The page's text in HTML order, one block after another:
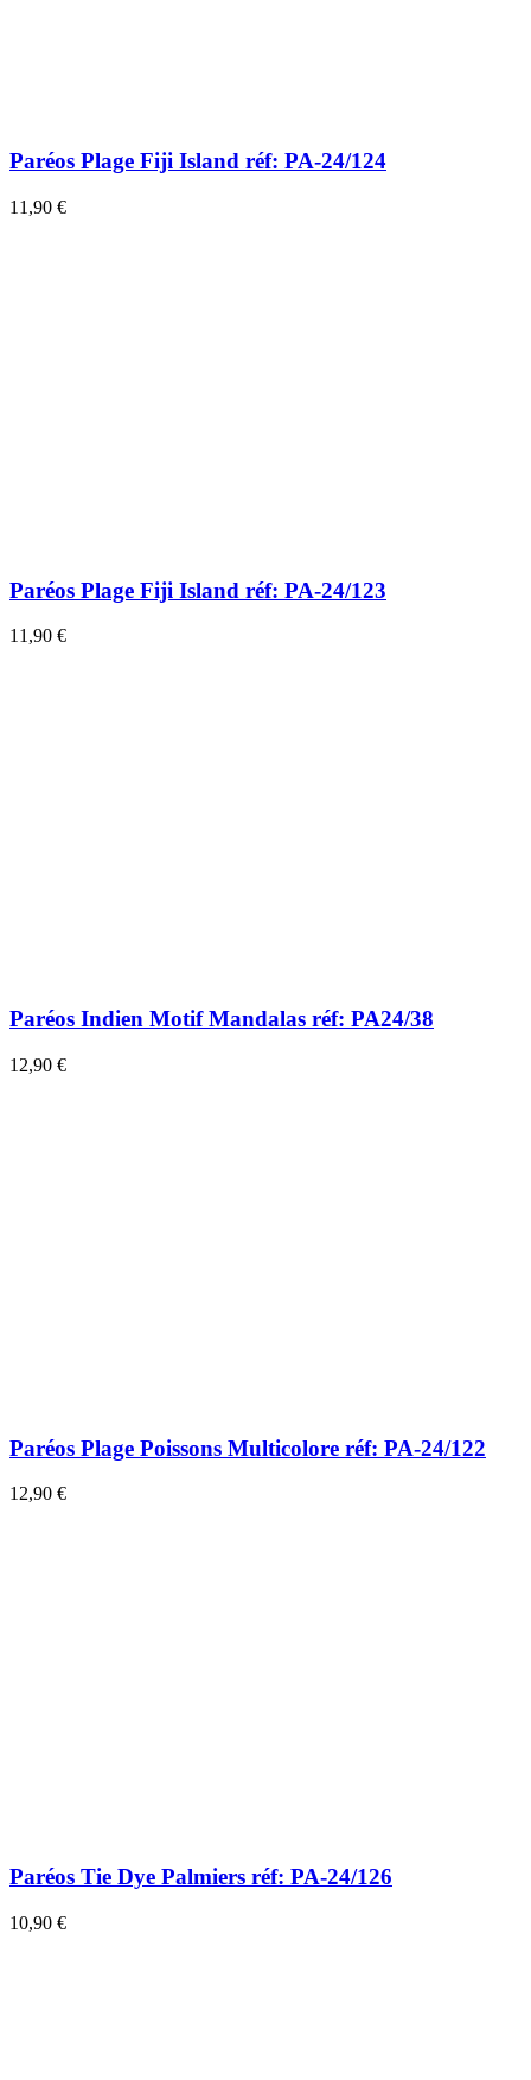
Paréos Plage Fiji Island réf: PA-24/124
11,90 €
Paréos Plage Fiji Island réf: PA-24/123
11,90 €
Paréos Indien Motif Mandalas réf: PA24/38
12,90 €
Paréos Plage Poissons Multicolore réf: PA-24/122
12,90 €
Paréos Tie Dye Palmiers réf: PA-24/126
10,90 €